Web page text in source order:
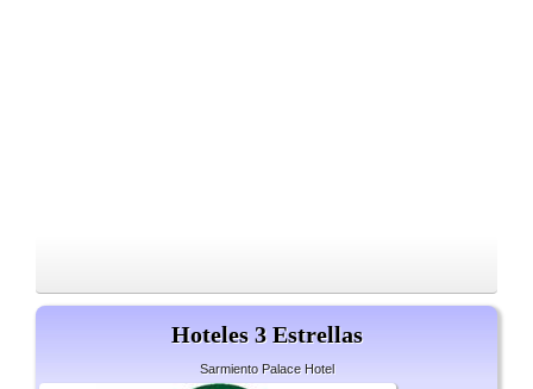
Hoteles 3 Estrellas
Sarmiento Palace Hotel